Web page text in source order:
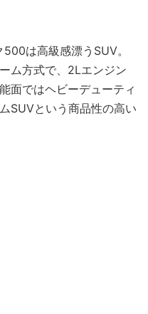
は高級感漂うSUV。
ム方式で、2Lエンジン
面ではヘビーデューティ
SUVという商品性の高い